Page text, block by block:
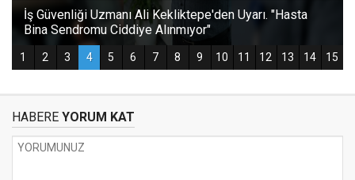
HABERE YORUM KAT